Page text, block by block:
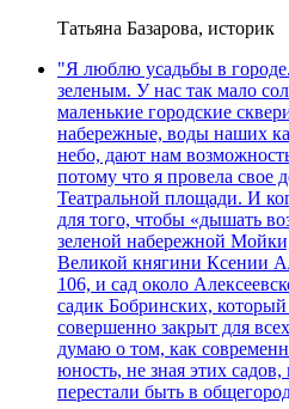
Татьяна Базарова, историк
"Я люблю усадьбы в
зеленым. У нас так мало
маленькие городские
набережные, воды наших
небо, дают нам
потому что я провела свое
Театральной площади. И
для того, чтобы «дышать
зеленой набережной
Великой княгини Ксении
106, и сад около
садик Бобринских,
совершенно закрыт для
думаю о том, как
юность, не зная этих
перестали быть в